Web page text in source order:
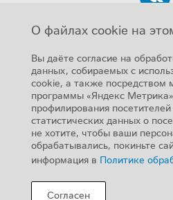
SUB FOOTER MENU
Авторские
Карта
Помощь
О файлах cookie на
Вы даёте согласие на
данных, собираемых с
cookie, а также посредством
программы «Яндекс
профилирования
статистических данных о
не хотите, чтобы ваши
обрабатывались, покиньте
информация в Политике
Согласен